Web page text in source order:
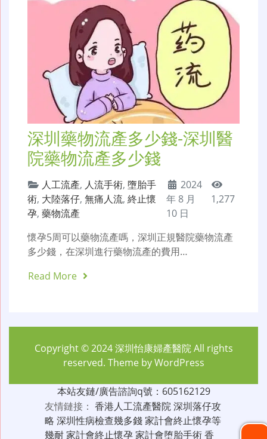
深圳藥物流產多少錢-深圳醫
院藥物流產多少錢
人工流產, 人流手術, 墮胎手
術, 大陸落仔, 無痛人流, 終止懷
孕, 藥物流產
2024
年 8 月
10 日
1,277
懷孕5周可以藥物流產嗎，深圳正規醫院藥物流產
多少錢，在深圳進行藥物流產的費用…
Read More
Copyright © 2024深圳怡康婦產醫院All rights
reserved. Theme byWordPress
本站友鏈/廣告諮詢q號：605162129
友情鏈接： 香港人工流產醫院深圳落仔攻
略 深圳性病檢查幾多錢家計會終止懷孕等
幾耐家計會終止懷孕家計會堕胎手術香